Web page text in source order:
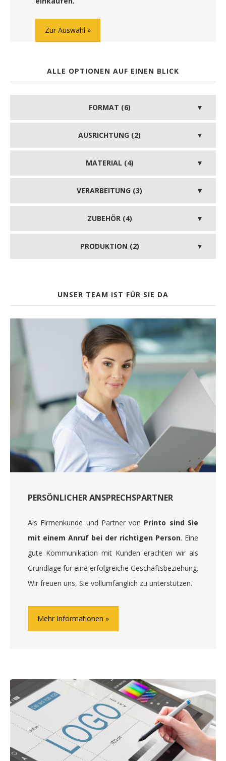
Zur Auswahl
ALLE OPTIONEN AUF EINEN BLICK
FORMAT (6)
AUSRICHTUNG (2)
MATERIAL (4)
VERARBEITUNG (3)
ZUBEHÖR (4)
PRODUKTION (2)
UNSER TEAM IST FÜR SIE DA
PERSÖNLICHER ANSPRECHSPARTNER
Als Firmenkunde und Partner von Printo sind Sie
mit einem Anruf bei der richtigen Person. Eine
gute Kommunikation mit Kunden erachten wir als
Grundlage für eine erfolgreiche Geschäftsbeziehung.
Wir freuen uns, Sie vollumfänglich zu unterstützen.
Mehr Informationen